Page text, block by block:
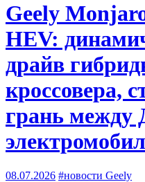
Geely
HEV:
драйв
кроссовера,
грань между
08.07.2026 #новости Geely